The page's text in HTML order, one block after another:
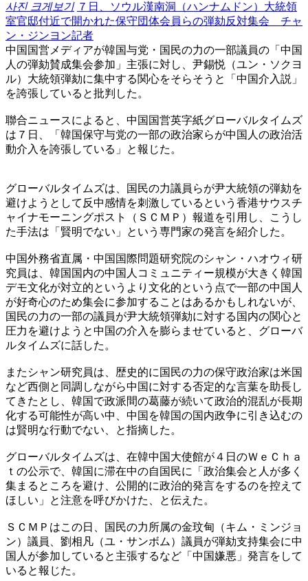
사진 크게보기 ７日、ソウル漢南洞（ハンナムドン）大統領
室官邸付近で開かれた保守団体会員らの弾劾反対集会 チャ
ン・ジンヨン記者
中国国営メディアが韓国与党・国民の力の一部議員の「中国
人の弾劾賛成集会参加」主張に対し、尹錫悦（ユン・ソクヨ
ル）大統領弾劾に集中する関心をそらそうと「中国介入説」
を誇張していると批判した。
聯合ニュースによると、中国国営英字紙グローバルタイムズ
は７日、「韓国保守与党の一部の政治家らが中国人の政治活
動介入を誇張している」と報じた。
グローバルタイムズは、国民の力議員らが尹大統領の弾劾を
避けようとして反中感情を刺激しているという香港サウスチ
ャイナモーニングポスト（ＳＣＭＰ）報道を引用し、こうし
た手法は「賢明でない」という専門家の発言を紹介した。
中国外務省直属・中国国際問題研究院のシャン・ハオウィ研
究員は、韓国国内の中国人コミュニティー規模が大きく韓国
デモ文化が対立的というより文化的という点で一部の中国人
が好奇心のため集会に参加することはあるかもしれないが、
国民の力の一部の議員が尹大統領弾劾に対する国内の関心と
圧力を避けようと中国の介入を膨らませていると、グローバ
ルタイムズに話した。
またシャン研究員は、歴史的に国民の力の保守政治家は米国
など西側と同調しながら中国に対する否定的な言葉を助長し
てきたとし、韓国で政派間の葛藤が続いて政治的混乱が長期
化する可能性が高い中、中国を韓国の国内政争に引き込むの
は賢明な行動でない、と指摘した。
グローバルタイムズは、在韓中国大使館が４日のＷｅＣｈａ
ｔの公示で、韓国に滞在中の自国民に「政治集会と人が多く
集まるところを避け、公開的に政治的発言をするのを控えて
ほしい」と注意を呼びかけた、と伝えた。
ＳＣＭＰはこの日、国民の力所属の金玟甸（キム・ミンジョ
ン）議員、劉相凡（ユ・サンボム）議員が弾劾支持集会に中
国人が参加していると主張するなど「中国嫌悪」発言をして
いると報じた。